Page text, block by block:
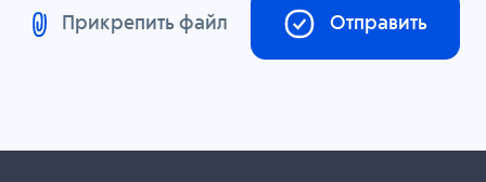
Прикрепить файл Отправить